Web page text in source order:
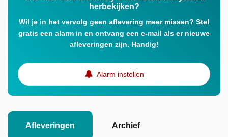
herbekijken?
Wil je in het vervolg geen aflevering meer missen? Stel
gratis een alarm in en ontvang een e-mail als er nieuwe
afleveringen zijn. Handig!
Alarm instellen
Afleveringen Archief